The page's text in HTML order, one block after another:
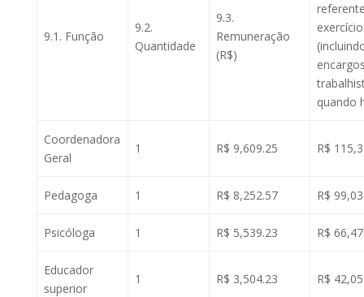
9.1. Função
9.2.
Quantidade
9.3.
Remuneração
(R$)
quando
Coordenadora
Geral
1 R$ 9,609.25 R$
Pedagoga 1 R$ 8,252.57 R$
Psicóloga 1 R$ 5,539.23 R$
Educador
superior
1 R$ 3,504.23 R$